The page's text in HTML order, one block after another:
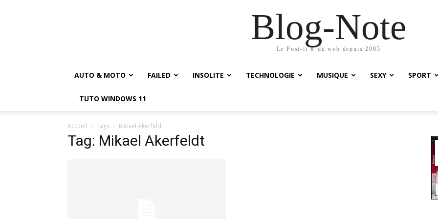
Blog-Note
Le Post-it ® du web depuis 2005
AUTO & MOTO FAILED INSOLITE TECHNOLOGIE MUSIQUE SEXY SPORT
TUTO WINDOWS 11
Accueil Tags Mikael Akerfeldt
Tag: Mikael Akerfeldt